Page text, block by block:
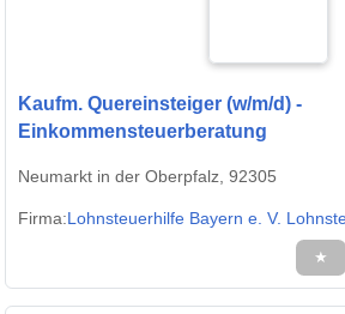
Kaufm. Quereinsteiger (w/m/d) -
Einkommensteuerberatung
Neumarkt in der Oberpfalz, 92305
Firma:Lohnsteuerhilfe Bayern e. V.
★